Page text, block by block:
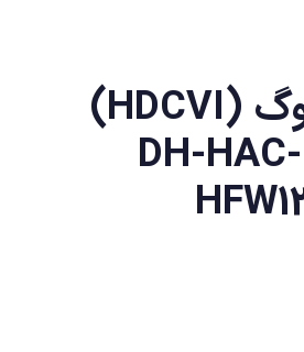
دوربین آنالوگ (HDCVI)
داهوا مدل DH-HAC-